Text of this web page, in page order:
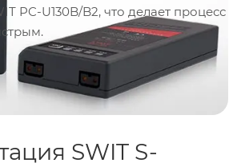
PC-U130B/B2, что делает процесс
SWIT S-